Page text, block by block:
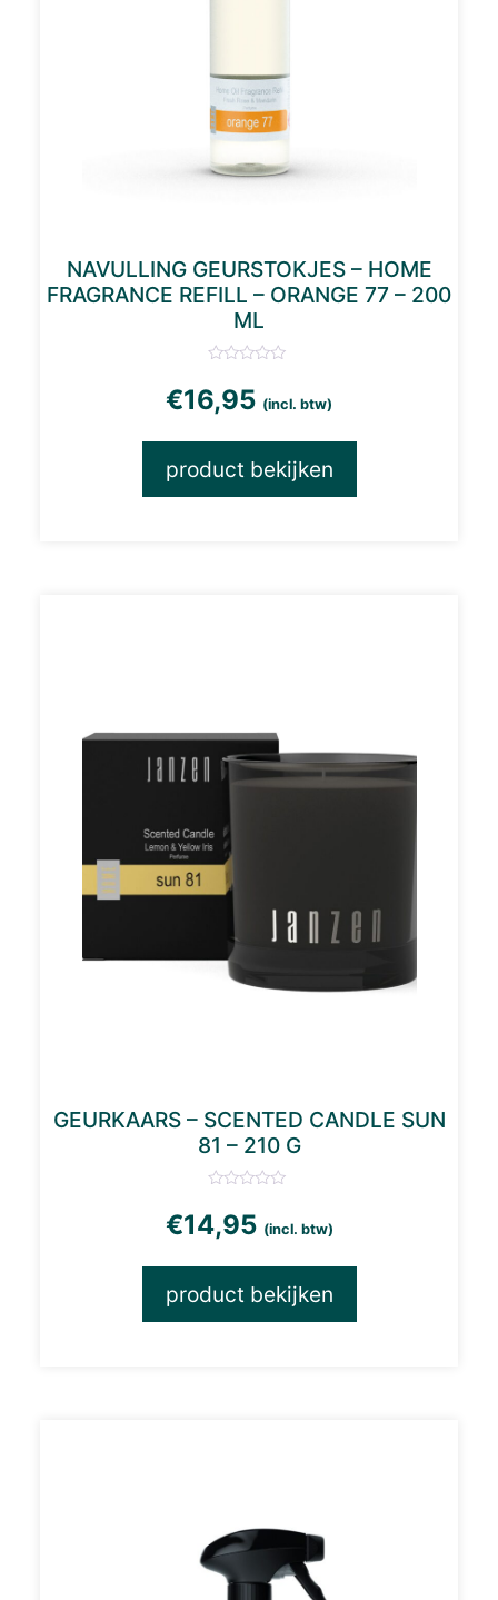
NAVULLING GEURSTOKJES – HOME
FRAGRANCE REFILL – ORANGE 77 – 200
ML
€16,95 (incl. btw)
product bekijken
GEURKAARS – SCENTED CANDLE SUN
81 – 210 G
€14,95 (incl. btw)
product bekijken